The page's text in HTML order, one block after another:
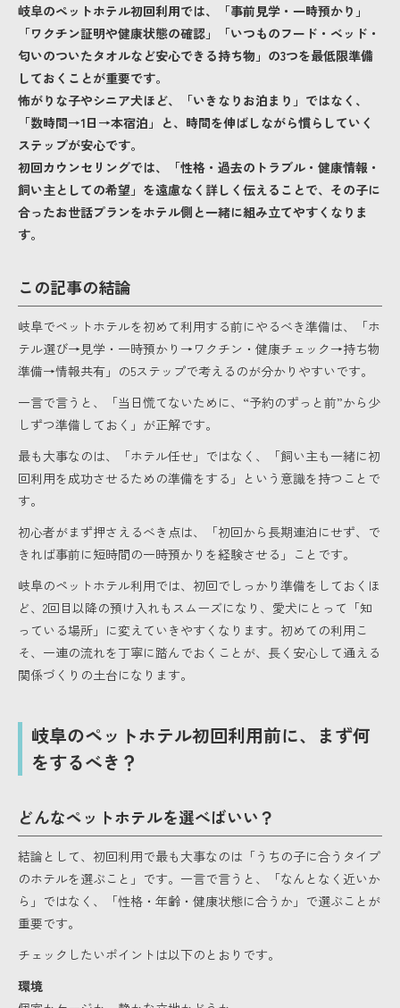
岐阜のペットホテル初回利用では、「事前見学・一時預かり」
「ワクチン証明や健康状態の確認」「いつものフード・ベッド・
匂いのついたタオルなど安心できる持ち物」の3つを最低限準備
しておくことが重要です。
怖がりな子やシニア犬ほど、「いきなりお泊まり」ではなく、
「数時間→1日→本宿泊」と、時間を伸ばしながら慣らしていく
ステップが安心です。
初回カウンセリングでは、「性格・過去のトラブル・健康情報・
飼い主としての希望」を遠慮なく詳しく伝えることで、その子に
合ったお世話プランをホテル側と一緒に組み立てやすくなりま
す。
この記事の結論
岐阜でペットホテルを初めて利用する前にやるべき準備は、「ホ
テル選び→見学・一時預かり→ワクチン・健康チェック→持ち物
準備→情報共有」の5ステップで考えるのが分かりやすいです。
一言で言うと、「当日慌てないために、“予約のずっと前”から少
しずつ準備しておく」が正解です。
最も大事なのは、「ホテル任せ」ではなく、「飼い主も一緒に初
回利用を成功させるための準備をする」という意識を持つことで
す。
初心者がまず押さえるべき点は、「初回から長期連泊にせず、で
きれば事前に短時間の一時預かりを経験させる」ことです。
岐阜のペットホテル利用では、初回でしっかり準備をしておくほ
ど、2回目以降の預け入れもスムーズになり、愛犬にとって「知
っている場所」に変えていきやすくなります。初めての利用こ
そ、一連の流れを丁寧に踏んでおくことが、長く安心して通える
関係づくりの土台になります。
岐阜のペットホテル初回利用前に、まず何
をするべき？
どんなペットホテルを選べばいい？
結論として、初回利用で最も大事なのは「うちの子に合うタイプ
のホテルを選ぶこと」です。一言で言うと、「なんとなく近いか
ら」ではなく、「性格・年齢・健康状態に合うか」で選ぶことが
重要です。
チェックしたいポイントは以下のとおりです。
環境